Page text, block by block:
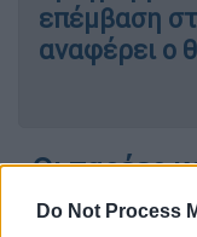
Do Not Process
επέμβαση
αναφέρει ο
«Οι παρέες
Οηθοποιός